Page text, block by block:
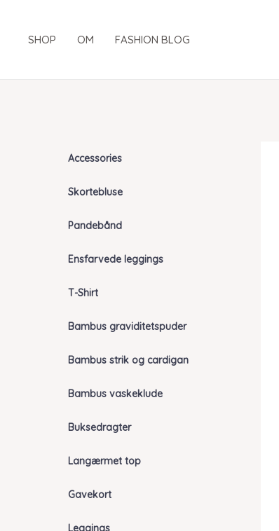
SHOP OM FASHION BLOG
Accessories
Skortebluse
Pandebånd
Ensfarvede leggings
T-Shirt
Bambus graviditetspuder
Bambus strik og cardigan
Bambus vaskeklude
Buksedragter
Langærmet top
Gavekort
Leggings